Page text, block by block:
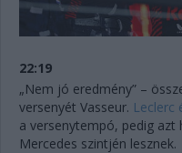
22:19
„Nem jó eredmény” –
versenyét Vasseur. Leclerc
a versenytempó, pedig
Mercedes szintjén lesznek.